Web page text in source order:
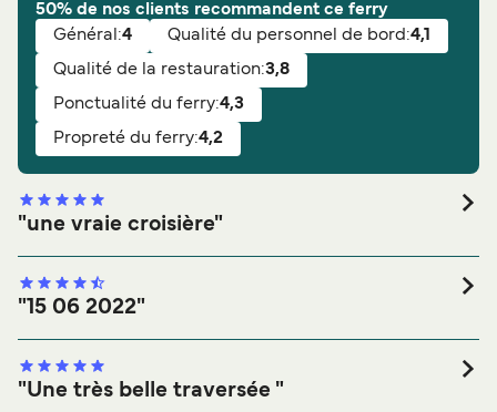
50% de nos clients recommandent ce ferry
Général:4 Qualité du personnel de bord:4,1
Qualité de la restauration:3,8
Ponctualité du ferry:4,3
Propreté du ferry:4,2
"une vraie croisière"
Général:
Qualité de la restauration:
Qualité du personnel de bord:
Ponctualité du ferry:
Vous le recommanderiez?
"15 06 2022"
Général:
Qualité de la restauration:
"Une très belle traversée "